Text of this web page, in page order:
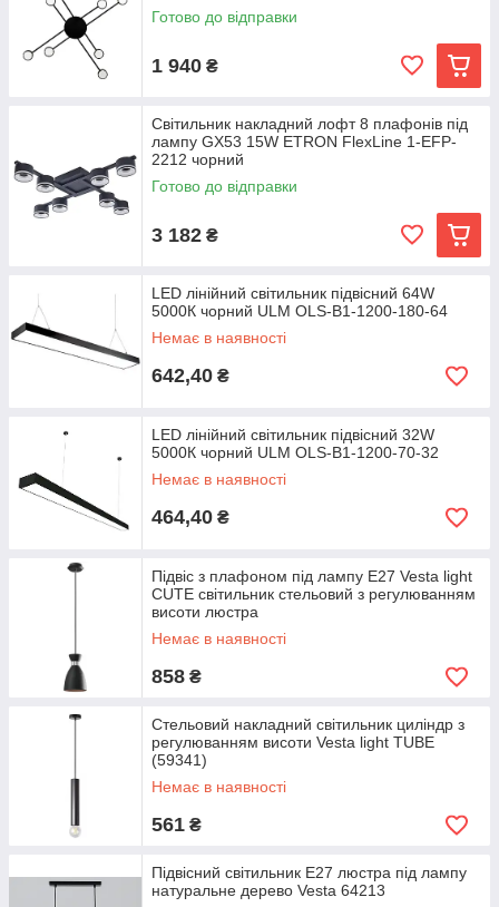
Готово до відправки
1 940 ₴
Світильник накладний лофт 8 плафонів під
лампу GX53 15W ETRON FlexLine 1-EFP-
2212 чорний
Готово до відправки
3 182 ₴
LED лінійний світильник підвісний 64W
5000К чорний ULM OLS-B1-1200-180-64
Немає в наявності
642,40 ₴
LED лінійний світильник підвісний 32W
5000К чорний ULM OLS-B1-1200-70-32
Немає в наявності
464,40 ₴
Підвіс з плафоном під лампу Е27 Vesta light
CUTE світильник стельовий з регулюванням
висоти люстра
Немає в наявності
858 ₴
Стельовий накладний світильник циліндр з
регулюванням висоти Vesta light TUBE
(59341)
Немає в наявності
561 ₴
Підвісний світильник Е27 люстра під лампу
натуральне дерево Vesta 64213